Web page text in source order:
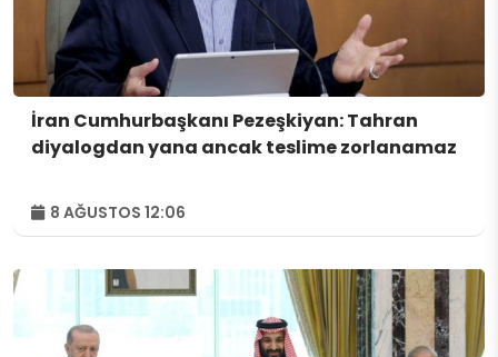
İran Cumhurbaşkanı Pezeşkiyan: Tahran
diyalogdan yana ancak teslime zorlanamaz
8 AĞUSTOS 12:06